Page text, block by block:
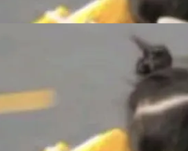
满意。这一方法也为
新版本的思路。
年 8 月 1 日起，
，最长 6 个月。发
器、无数的基础设
过去十年，维护它
具体更新内容如
含多项增强功能：
a>）</l
转交给搜索引擎。
show_
是：容器不适合 Ag
Isolate。 Cloudflare
谦虚的——他们用 W
CEO Matthew Pri
录回应苹果
this wron
告上法庭，指